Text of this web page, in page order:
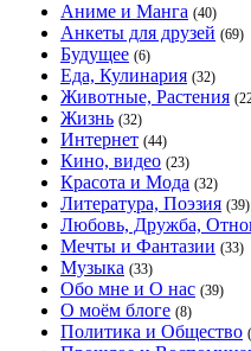
Аниме и Манга (40)
Анкеты для друзей (69)
Будущее (6)
Еда, Кулинария (32)
Животные, Растения
Жизнь (32)
Интернет (44)
Кино, видео (23)
Красота и Мода (32)
Литература, Поэзия (39)
Любовь, Дружба,
Мечты и Фантазии (33)
Музыка (33)
Обо мне и О нас (39)
О моём блоге (8)
Политика и Общество